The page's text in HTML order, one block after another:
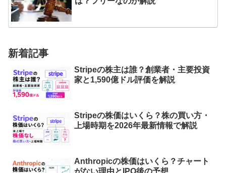
新着記事
Stripeの株主は誰？創業者・主要投資
家と1,590億ドル評価を解説
Stripeの株価はいくら？株の買い方・
上場時期を2026年最新情報で解説
Anthropicの株価はいくら？チャート
がない理由とIPO後の予想